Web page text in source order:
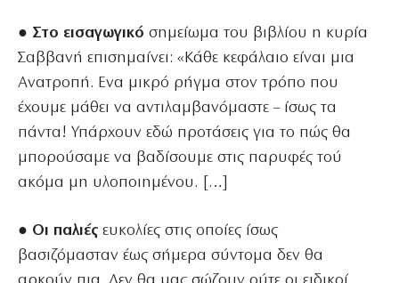
● Στο εισαγωγικό σημείωμα του βιβλίου η κυρία
Σαββανή επισημαίνει: «Κάθε κεφάλαιο είναι μια
Ανατροπή. Ενα μικρό ρήγμα στον τρόπο που
έχουμε μάθει να αντιλαμβανόμαστε – ίσως τα
πάντα! Υπάρχουν εδώ προτάσεις για το πώς θα
μπορούσαμε να βαδίσουμε στις παρυφές τού
ακόμα μη υλοποιημένου. […]
● Οι παλιές ευκολίες στις οποίες ίσως
βασιζόμασταν έως σήμερα σύντομα δεν θα